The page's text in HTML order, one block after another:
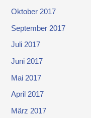
Oktober 2017
September 2017
Juli 2017
Juni 2017
Mai 2017
April 2017
März 2017